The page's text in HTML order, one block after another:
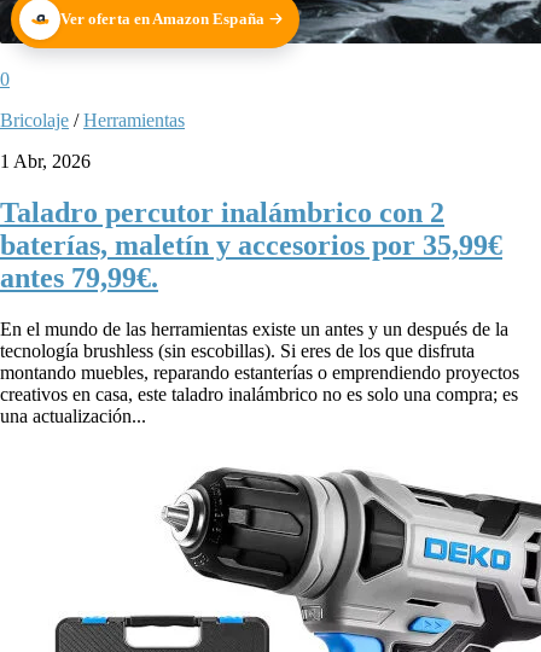
Ver oferta en Amazon España
0
Bricolaje /Herramientas
1 Abr, 2026
Taladro percutor inalámbrico con 2
baterías, maletín y accesorios por 35,99€
antes 79,99€.
En el mundo de las herramientas existe un antes y un después de la
tecnología brushless (sin escobillas). Si eres de los que disfruta
montando muebles, reparando estanterías o emprendiendo proyectos
creativos en casa, este taladro inalámbrico no es solo una compra; es
una actualización...